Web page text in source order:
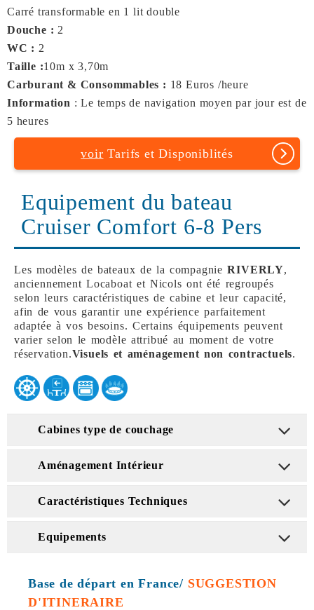
Carré transformable en 1 lit double
Douche : 2
WC : 2
Taille :10m x 3,70m
Carburant & Consommables : 18 Euros /heure
Information : Le temps de navigation moyen par jour est de
5 heures
voir Tarifs et Disponiblités
Equipement du bateau
Cruiser Comfort 6-8 Pers
Les modèles de bateaux de la compagnieRIVERLY,
anciennement Locaboat et Nicols ont été regroupés
selon leurs caractéristiques de cabine et leur capacité,
afin de vous garantir une expérience parfaitement
adaptée à vos besoins. Certains équipements peuvent
varier selon le modèle attribué au moment de votre
réservation.Visuels et aménagement non contractuels.
Cabines type de couchage
Aménagement Intérieur
Caractéristiques Techniques
Equipements
Base de départ en France/ SUGGESTION
D'ITINERAIRE